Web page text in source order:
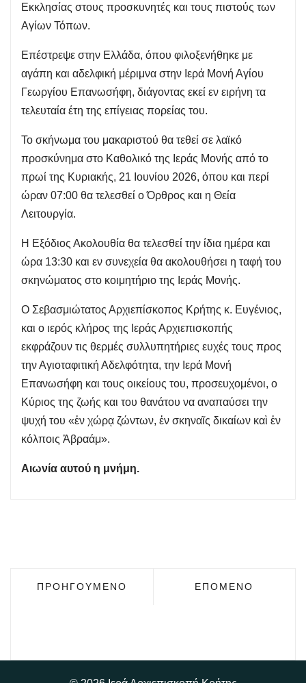
Εκκλησίας στους προσκυνητές και τους πιστούς των
Αγίων Τόπων.
Επέστρεψε στην Ελλάδα, όπου φιλοξενήθηκε με
αγάπη και αδελφική μέριμνα στην Ιερά Μονή Αγίου
Γεωργίου Επανωσήφη, διάγοντας εκεί εν ειρήνη τα
τελευταία έτη της επίγειας πορείας του.
Το σκήνωμα του μακαριστού θα τεθεί σε λαϊκό
προσκύνημα στο Καθολικό της Ιεράς Μονής από το
πρωί της Κυριακής, 21 Ιουνίου 2026, όπου και περί
ώραν 07:00 θα τελεσθεί ο Όρθρος και η Θεία
Λειτουργία.
Η Εξόδιος Ακολουθία θα τελεσθεί την ίδια ημέρα και
ώρα 13:30 και εν συνεχεία θα ακολουθήσει η ταφή του
σκηνώματος στο κοιμητήριο της Ιεράς Μονής.
Ο Σεβασμιώτατος Αρχιεπίσκοπος Κρήτης κ. Ευγένιος,
και ο ιερός κλήρος της Ιεράς Αρχιεπισκοπής
εκφράζουν τις θερμές συλλυπητήριες ευχές τους προς
την Αγιοταφιτική Αδελφότητα, την Ιερά Μονή
Επανωσήφη και τους οικείους του, προσευχομένοι, ο
Κύριος της ζωής και του θανάτου να αναπαύσει την
ψυχή του «ἐν χώρᾳ ζώντων, ἐν σκηναῖς δικαίων καὶ ἐν
κόλποις Ἀβραάμ».
Αιωνία αυτού η μνήμη.
ΠΡΟΗΓΟΎΜΕΝΟ ΆΡΘΡΟ: ΝΕΚΡΏΣΙΜΟΣ
ΠΡΟΗΓΟΎΜΕΝΟ ΕΠΌΜΕΝΟ ΆΡΘΡΟ:
ΕΠΌΜΕΝΟ